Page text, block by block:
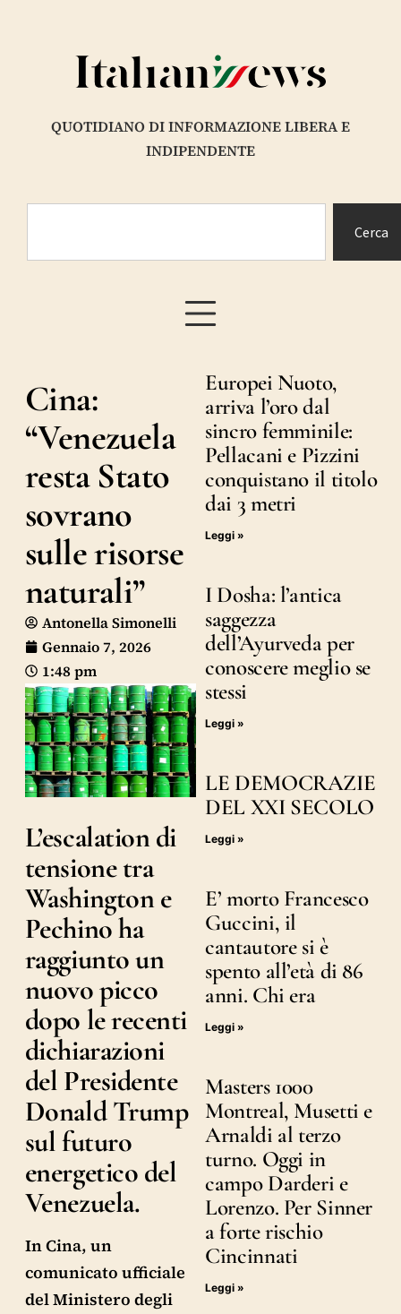
QUOTIDIANO DI INFORMAZIONE LIBERA E
INDIPENDENTE
Cerca
Cina:
“Venezuela
resta Stato
sovrano
sulle risorse
naturali”
Antonella Simonelli
Gennaio 7, 2026
1:48 pm
L’escalation di
tensione tra
Washington e
Pechino ha
raggiunto un
nuovo picco
dopo le recenti
dichiarazioni
del Presidente
Donald Trump
sul futuro
energetico del
Venezuela.
In Cina, un
comunicato ufficiale
del Ministero degli
Europei Nuoto,
arriva l’oro dal
sincro femminile:
Pellacani e Pizzini
conquistano il titolo
dai 3 metri
Leggi »
I Dosha: l’antica
saggezza
dell’Ayurveda per
conoscere meglio se
stessi
Leggi »
LE DEMOCRAZIE
DEL XXI SECOLO
Leggi »
E’ morto Francesco
Guccini, il
cantautore si è
spento all’età di 86
anni. Chi era
Leggi »
Masters 1000
Montreal, Musetti e
Arnaldi al terzo
turno. Oggi in
campo Darderi e
Lorenzo. Per Sinner
a forte rischio
Cincinnati
Leggi »